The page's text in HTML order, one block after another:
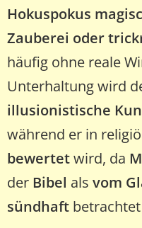
Hokuspokus
Zauberei oder
häufig ohne reale
Unterhaltung wird
illusionistische
während er in
bewertetwird, da
der Bibel als vom
sündhaft